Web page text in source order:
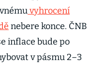
vyhrocení
nebere konce. ČNB
inflace bude po
v pásmu 2–3